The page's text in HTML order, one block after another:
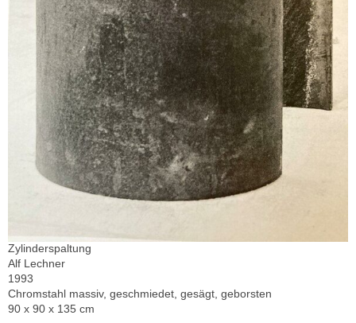
Zylinderspaltung
Alf Lechner
1993
Chromstahl massiv, geschmiedet, gesägt, geborsten
90 x 90 x 135 cm